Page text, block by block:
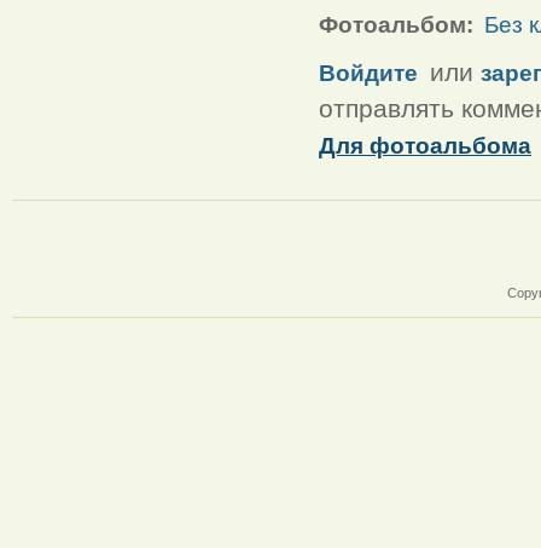
Фотоальбом: Без
Войдите или
отправлять
Для фотоальбома